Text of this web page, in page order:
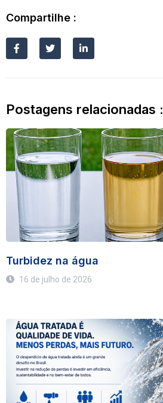
Compartilhe :
Postagens relacionadas :
Turbidez na água
16 de julho de 2026